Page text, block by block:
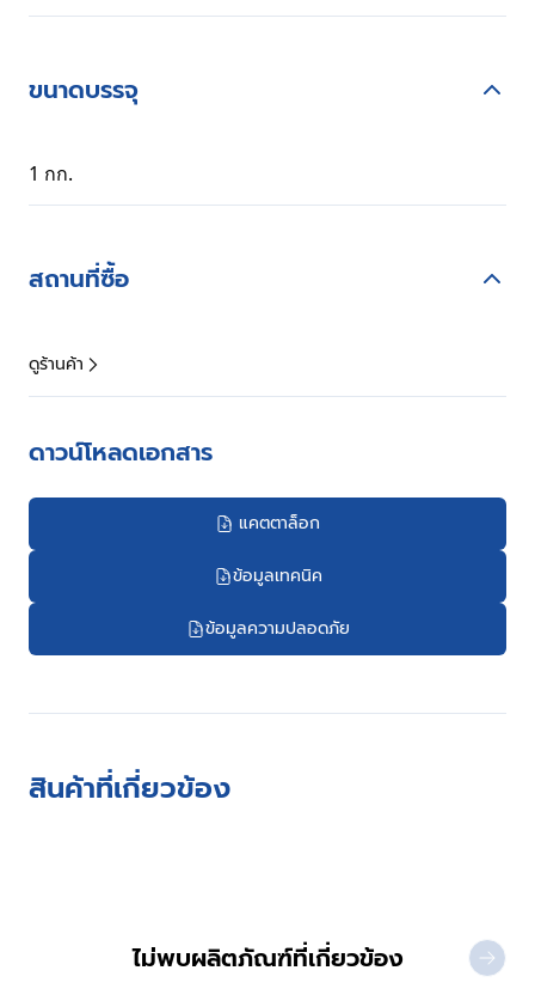
ขนาดบรรจุ
1 กก.
สถานที่ซื้อ
ดูร้านค้า
ดาวน์โหลดเอกสาร
แคตตาล็อก
ข้อมูลเทคนิค
ข้อมูลความปลอดภัย
สินค้าที่เกี่ยวข้อง
ไม่พบผลิตภัณฑ์ที่เกี่ยวข้อง NEXT